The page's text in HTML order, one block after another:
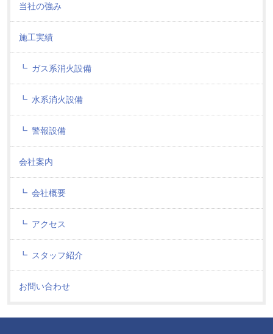
当社の強み
施工実績
ガス系消火設備
水系消火設備
警報設備
会社案内
会社概要
アクセス
スタッフ紹介
お問い合わせ